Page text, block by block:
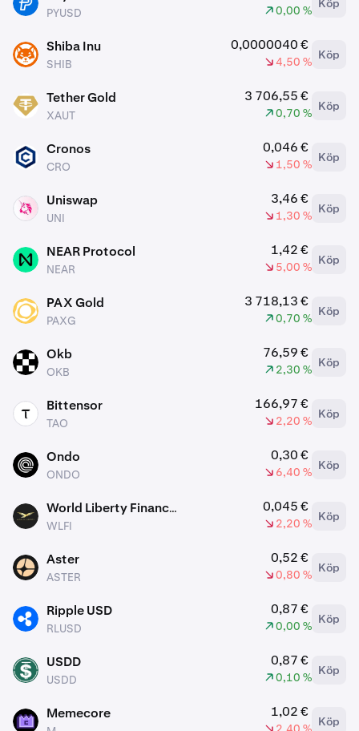
PYUSD
PYUSD 0,00 %
SHIB Shiba Inu
SHIB
0,0000040 €
4,50 %
Köp
XAUT Tether Gold
XAUT
3 706,55 €
0,70 %
Köp
CRO Cronos
CRO
0,046 €
1,50 %
Köp
UNI Uniswap
UNI
3,46 €
1,30 %
Köp
NEAR NEAR Protocol
NEAR
1,42 €
5,00 %
Köp
PAXG PAX Gold
PAXG
3 718,13 €
0,70 %
Köp
Okb
OKB
76,59 €
2,30 %
Köp
TAO Bittensor
TAO
166,97 €
2,20 %
Köp
ONDO Ondo
ONDO
0,30 €
6,40 %
Köp
WLFI
World Liberty Financial
WLFI
0,045 €
2,20 %
Köp
ASTER Aster
ASTER
0,52 €
0,80 %
Köp
RLUSD Ripple USD
RLUSD
0,87 €
0,00 %
Köp
USDD USDD
USDD
0,87 €
0,10 %
Köp
M Memecore 1,02 €
Köp